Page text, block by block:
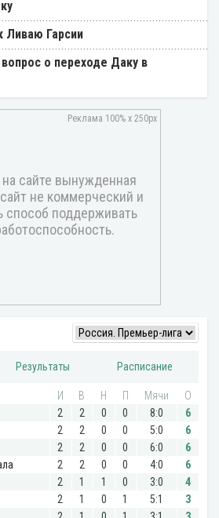
Ливаю Гарсии
о переходе Даку в